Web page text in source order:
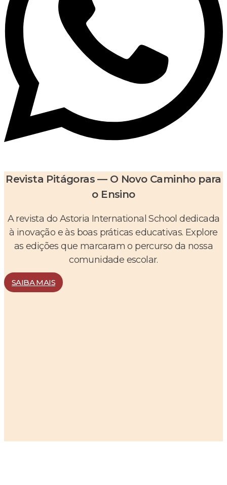
Revista Pitágoras — O Novo Caminho para
o Ensino
A revista do Astoria International School dedicada
à inovação e às boas práticas educativas. Explore
as edições que marcaram o percurso da nossa
comunidade escolar.
SAIBA MAIS